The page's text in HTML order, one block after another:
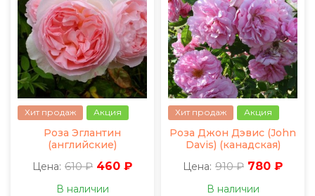
Хит продаж Акция
Роза Эглантин
(английские)
Цена: 610 ₽ 460 ₽
В наличии
Хит продаж Акция
Роза Джон Дэвис (John
Davis) (канадская)
Цена: 910 ₽ 780 ₽
В наличии